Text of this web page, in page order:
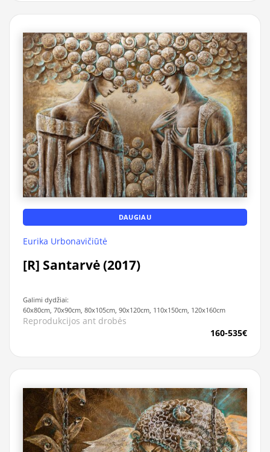
DAUGIAU
Eurika Urbonavičiūtė
[R] Santarvė (2017)
Galimi dydžiai:
60x80cm, 70x90cm, 80x105cm, 90x120cm, 110x150cm, 120x160cm
Reprodukcijos ant drobės
160-535€